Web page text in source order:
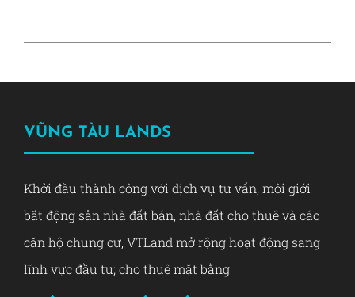
VŨNG TÀU LANDS
Khởi đầu thành công với dịch vụ tư vấn, môi giới
bất động sản nhà đất bán, nhà đất cho thuê và các
căn hộ chung cư, VTLand mở rộng hoạt động sang
lĩnh vực đầu tư; cho thuê mặt bằng